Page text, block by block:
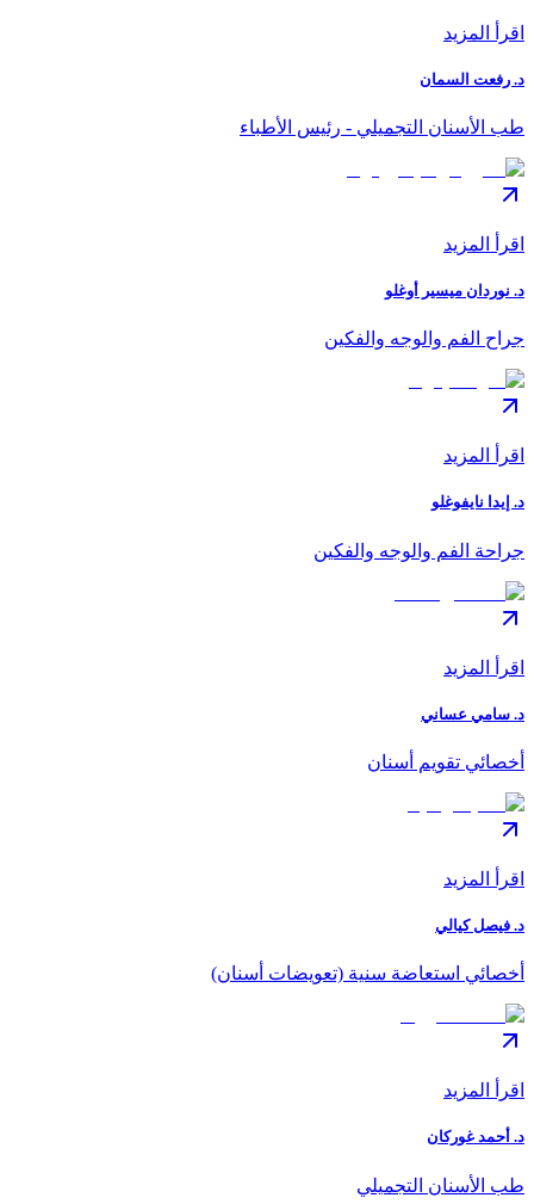
اقرأ المزيد
د. رفعت السمان
طب الأسنان التجميلي - رئيس الأطباء
اقرأ المزيد
د. نوردان ميسير أوغلو
جراح الفم والوجه والفكين
اقرأ المزيد
د. إيدا نايفوغلو
جراحة الفم والوجه والفكين
اقرأ المزيد
د. سامي عساني
أخصائي تقويم أسنان
اقرأ المزيد
د. فيصل كيالي
أخصائي استعاضة سنية (تعويضات أسنان)
اقرأ المزيد
د. أحمد غوركان
طب الأسنان التجميلي